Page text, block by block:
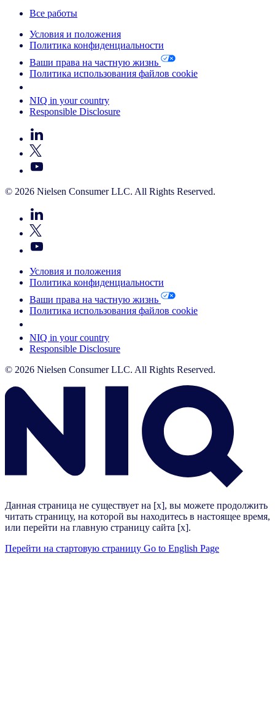
Все работы
Условия и положения
Политика конфиденциальности
Ваши права на частную жизнь
Политика использования файлов cookie
NIQ in your country
Responsible Disclosure
© 2026 Nielsen Consumer LLC. All Rights Reserved.
Условия и положения
Политика конфиденциальности
Ваши права на частную жизнь
Политика использования файлов cookie
NIQ in your country
Responsible Disclosure
© 2026 Nielsen Consumer LLC. All Rights Reserved.
Данная страница не существует на [x], вы можете продолжить
читать страницу, на которой вы находитесь в настоящее время,
или перейти на главную страницу сайта [x].
Перейти на стартовую страницу Go to English Page